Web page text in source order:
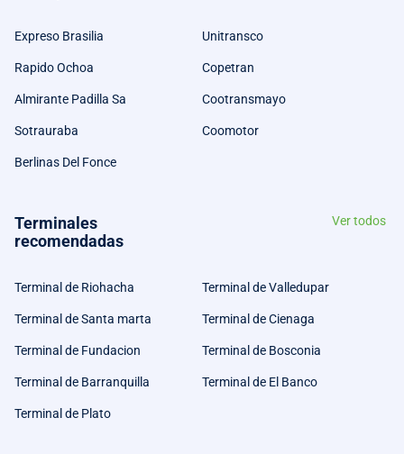
Expreso Brasilia Unitransco
Rapido Ochoa Copetran
Almirante Padilla Sa Cootransmayo
Sotrauraba Coomotor
Berlinas Del Fonce
Terminales
recomendadas
Ver todos
Terminal de Riohacha Terminal de Valledupar
Terminal de Santa marta Terminal de Cienaga
Terminal de Fundacion Terminal de Bosconia
Terminal de Barranquilla Terminal de El Banco
Terminal de Plato